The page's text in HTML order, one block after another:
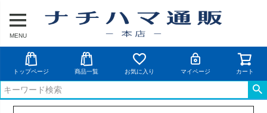
MENU
トップページ 商品一覧 お気に入り マイページ カート